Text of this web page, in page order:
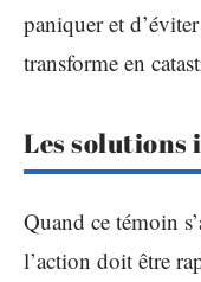
paniquer et
transforme en
Les solutions
Quand ce témoin
l’action doit être